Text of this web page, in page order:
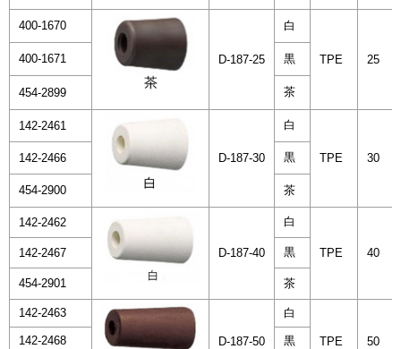
400-1670
D-187-25
白
TPE 25
400-1671 黒
454-2899 茶
142-2461
D-187-30
白
TPE 30
142-2466 黒
454-2900 茶
142-2462
D-187-40
白
TPE 40
142-2467 黒
454-2901 茶
142-2463
D-187-50
白
TPE 50
142-2468 黒